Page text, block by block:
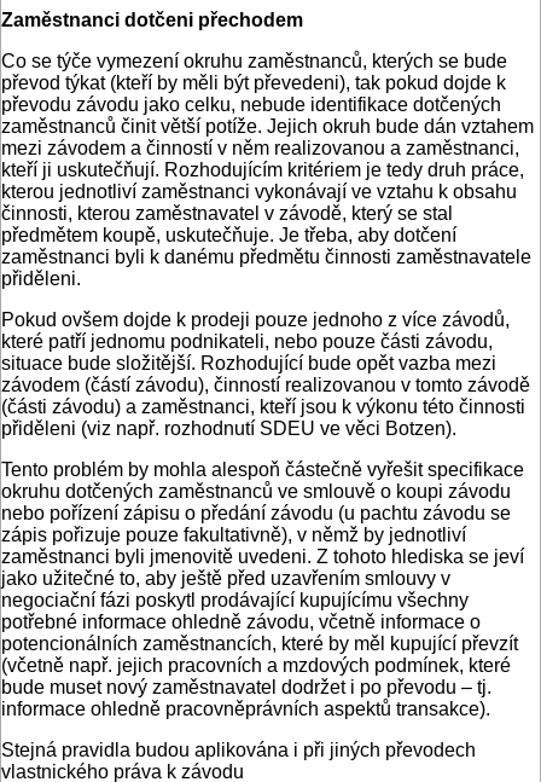
Zaměstnanci dotčeni přechodem
Co se týče vymezení okruhu zaměstnanců, kterých se bude
převod týkat (kteří by měli být převedeni), tak pokud dojde k
převodu závodu jako celku, nebude identifikace dotčených
zaměstnanců činit větší potíže. Jejich okruh bude dán vztahem
mezi závodem a činností v něm realizovanou a zaměstnanci,
kteří ji uskutečňují. Rozhodujícím kritériem je tedy druh práce,
kterou jednotliví zaměstnanci vykonávají ve vztahu k obsahu
činnosti, kterou zaměstnavatel v závodě, který se stal
předmětem koupě, uskutečňuje. Je třeba, aby dotčení
zaměstnanci byli k danému předmětu činnosti zaměstnavatele
přiděleni.
Pokud ovšem dojde k prodeji pouze jednoho z více závodů,
které patří jednomu podnikateli, nebo pouze části závodu,
situace bude složitější. Rozhodující bude opět vazba mezi
závodem (částí závodu), činností realizovanou v tomto závodě
(části závodu) a zaměstnanci, kteří jsou k výkonu této činnosti
přiděleni (viz např. rozhodnutí SDEU ve věci Botzen).
Tento problém by mohla alespoň částečně vyřešit specifikace
okruhu dotčených zaměstnanců ve smlouvě o koupi závodu
nebo pořízení zápisu o předání závodu (u pachtu závodu se
zápis pořizuje pouze fakultativně), v němž by jednotliví
zaměstnanci byli jmenovitě uvedeni. Z tohoto hlediska se jeví
jako užitečné to, aby ještě před uzavřením smlouvy v
negociační fázi poskytl prodávající kupujícímu všechny
potřebné informace ohledně závodu, včetně informace o
potencionálních zaměstnancích, které by měl kupující převzít
(včetně např. jejich pracovních a mzdových podmínek, které
bude muset nový zaměstnavatel dodržet i po převodu – tj.
informace ohledně pracovněprávních aspektů transakce).
Stejná pravidla budou aplikována i při jiných převodech
vlastnického práva k závodu